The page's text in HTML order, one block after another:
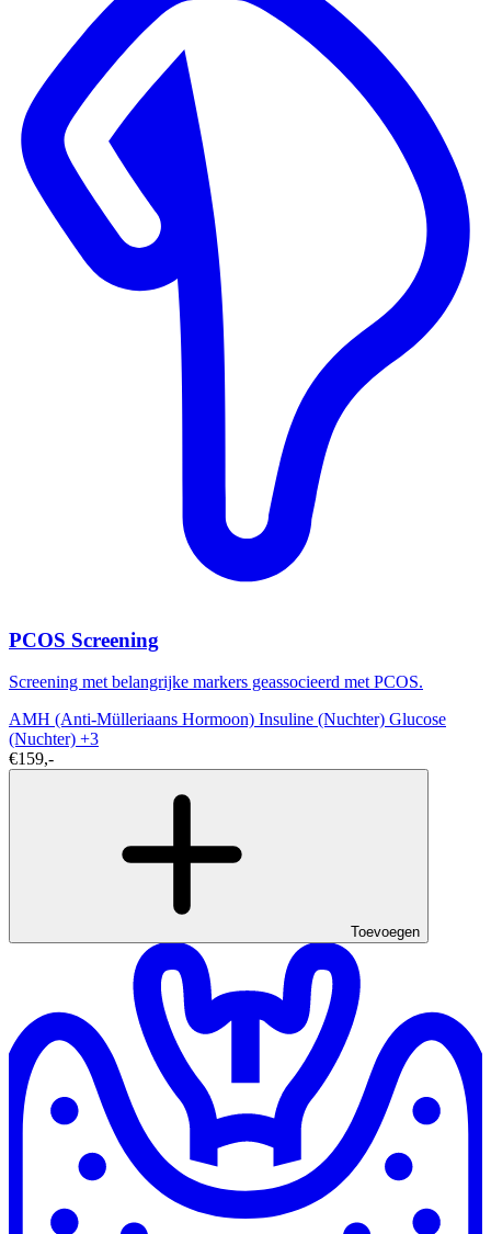
PCOS Screening
Screening met belangrijke markers geassocieerd met PCOS.
AMH (Anti-Mülleriaans Hormoon) Insuline (Nuchter) Glucose
(Nuchter) +3
€159,-
Toevoegen